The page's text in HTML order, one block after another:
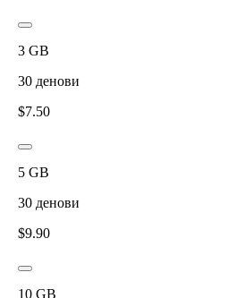
3 GB
30 денови
$7.50
5 GB
30 денови
$9.90
10 GB